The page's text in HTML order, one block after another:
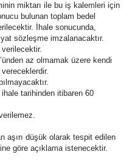
miktarı ile bu iş kalemleri için
bulunan toplam bedel
İhale sonucunda,
sözleşme imzalanacaktır.
az olmamak üzere kendi
tarihinden itibaren 60
aşırı düşük olarak tespit edilen
göre açıklama istenecektir.